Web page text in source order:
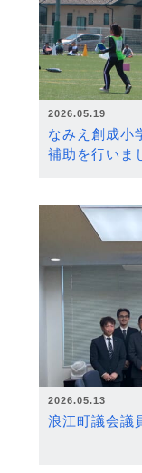
2026.05.19
なみえ創成小
補助を行いま
2026.05.13
浪江町議会議